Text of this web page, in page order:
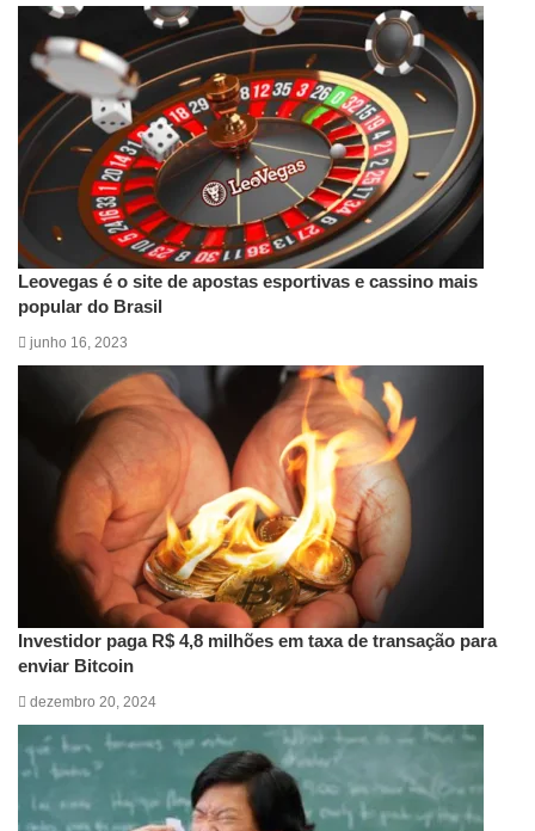
Leovegas é o site de apostas esportivas e cassino mais
popular do Brasil
junho 16, 2023
Investidor paga R$ 4,8 milhões em taxa de transação para
enviar Bitcoin
dezembro 20, 2024